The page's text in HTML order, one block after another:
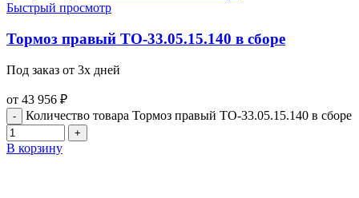
Быстрый просмотр
Тормоз правый ТО-33.05.15.140 в сборе
Под заказ от 3х дней
от 43 956 ₽
Количество товара Тормоз правый ТО-33.05.15.140 в сборе
В корзину